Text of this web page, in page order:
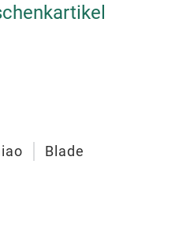
Blade